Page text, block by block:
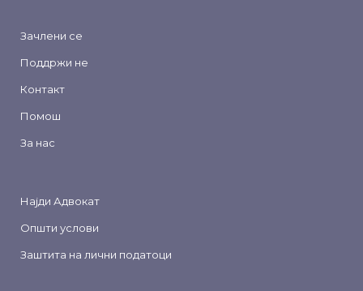
Зачлени се
Поддржи не
Контакт
Помош
За нас
Најди Адвокат
Општи услови
Заштита на лични податоци